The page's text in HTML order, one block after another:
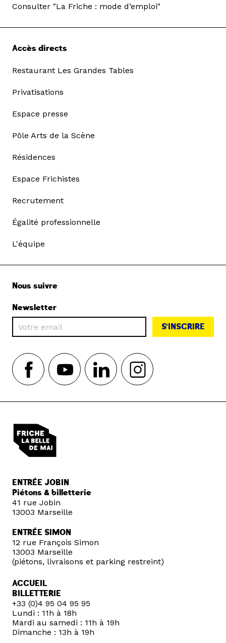
Consulter "La Friche : mode d’emploi"
Accès directs
Restaurant Les Grandes Tables
Privatisations
Espace presse
Pôle Arts de la Scène
Résidences
Espace Frichistes
Recrutement
Égalité professionnelle
L'équipe
Nous suivre
Newsletter
S'INSCRIRE
ENTRÉE JOBIN
Piétons & billetterie
41 rue Jobin
13003 Marseille
ENTRÉE SIMON
12 rue François Simon
13003 Marseille
(piétons, livraisons et parking restreint)
ACCUEIL
BILLETTERIE
+33 (0)4 95 04 95 95
Lundi : 11h à 18h
Mardi au samedi : 11h à 19h
Dimanche : 13h à 19h